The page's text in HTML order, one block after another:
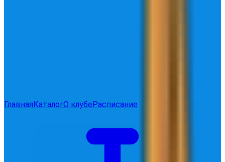
ГлавнаяКаталогО клубеРасписание